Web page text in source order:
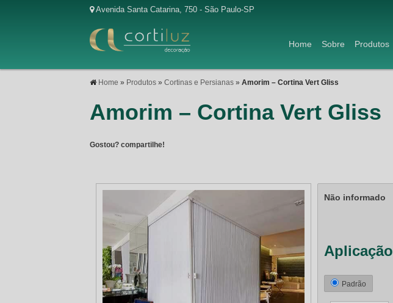
Avenida Santa Catarina, 750 - São Paulo-SP
Home Sobre Produtos
Home » Produtos » Cortinas e Persianas » Amorim – Cortina Vert Gliss
Amorim – Cortina Vert Gliss
Gostou? compartilhe!
Não informado
Aplicação
Padrão